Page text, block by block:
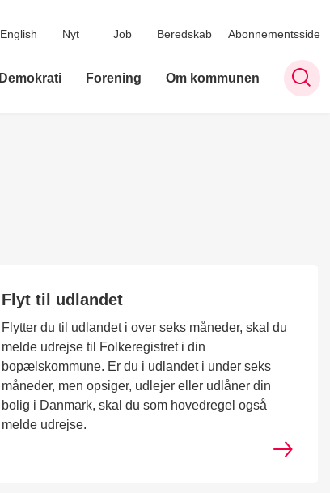
English Nyt Job Beredskab Abonnementsside
Demokrati Forening Om kommunen
Flyt til udlandet
Flytter du til udlandet i over seks måneder, skal du
melde udrejse til Folkeregistret i din
bopælskommune. Er du i udlandet i under seks
måneder, men opsiger, udlejer eller udlåner din
bolig i Danmark, skal du som hovedregel også
melde udrejse.